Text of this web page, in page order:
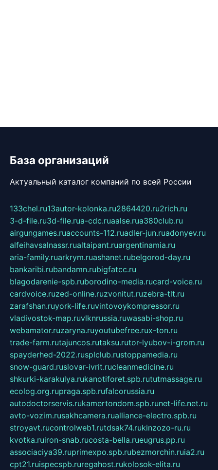
База организаций
Актуальный каталог компаний по всей России
133chel.ru13autor-kolonka.ru2864420.ru2rich.ru
3-d-file.ru3d-file.rua-cdc.ruaalse.rua380club.ru
airgungames.ruaccounts-112.ruadler-jun.ruadonyev.ru
alfeihavsalnassr.rualtaipant.ruargentinamia.ru
aria-family.ruarkrym.ruashanet.rubelgorod-day.ru
bankaribi.rubandamn.rubigfatcc.ru
blagodarenie-spb.ruborodino-media.rucard-voice.ru
cardvoice.ruzed-online.ruzvonitut.ruzebra-tlt.ru
zarafshan.ruyork-life.ruvintovoykompressor.ru
vladivostok-map.ruvlknrussia.ruwasabi-shop.ru
webamator.ruzaryna.ruyoutubefree.rux-ton.ru
trade-farm.rutajuncos.rutaksu.rutor-lyubov-i-grom.ru
spayderhed-2022.rusplclub.rustoppamedia.ru
snow-guard.ruslovar-ivrit.rucleanmedicine.ru
shkurki-karakulya.rukanotiforet.spb.rututmassage.ru
ecolog.org.rupraga.spb.rufalcorussia.ru
autodoctorservis.rukamertondom.spb.runet-life.net.ru
avto-vozim.rusakhcamera.rualliance-electro.spb.ru
stroyavt.rucontrolweb1.rutdsak74.rukinzozo-ru.ru
kvotka.ruiron-snab.rucosta-bella.rueugrus.pp.ru
associaciya39.ruprimexpo.spb.rubezmorchin.ruia2.ru
cpt21.ruispecspb.ruregahost.rukolosok-elita.ru